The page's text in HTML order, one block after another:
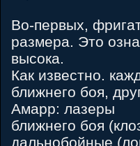
Во-первых,
размера. Это
высока.
Как известно.
ближнего боя,
Амарр: лазеры
ближнего боя
дальнобойные